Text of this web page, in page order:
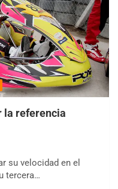
la referencia
su velocidad en el
tercera…